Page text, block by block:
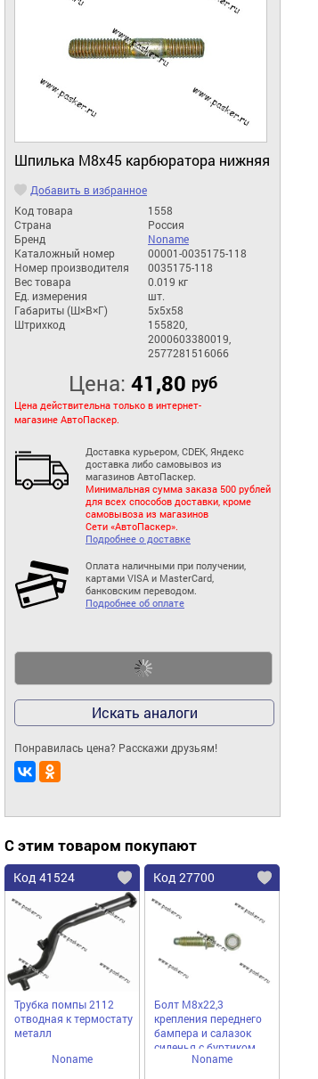
Шпилька М8х45 карбюратора нижняя
Добавить в избранное
Код товара
1558
Страна
Россия
Бренд
Noname
Каталожный номер
00001-0035175-118
Номер производителя
0035175-118
Вес товара
0.019 кг
Ед. измерения
шт.
Габариты (Ш×В×Г)
5x5x58
Штрихкод
155820,
2000603380019,
2577281516066
Цена: 41,80 руб
Цена действительна только в интернет-
магазине АвтоПаскер.
Доставка курьером, CDEK, Яндекс
доставка либо самовывоз из
магазинов АвтоПаскер.
Минимальная сумма заказа 500 рублей
для всех способов доставки, кроме
самовывоза из магазинов
Сети «АвтоПаскер».
Подробнее о доставке
Оплата наличными при получении,
картами VISA и MasterCard,
банковским переводом.
Подробнее об оплате
Искать аналоги
Понравилась цена? Расскажи друзьям!
С этим товаром покупают
Код 41524
Трубка помпы 2112
отводная к термостату
металл
Noname
Код 27700
Болт М8х22,3
крепления переднего
бампера и салазок
сиденья с буртиком
Noname